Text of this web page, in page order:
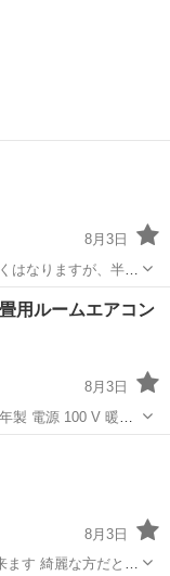
8月3日
はなりますが、半年
いですが
。
用ルームエアコン
8月3日
(木造和室目安) 6 畳
8月3日